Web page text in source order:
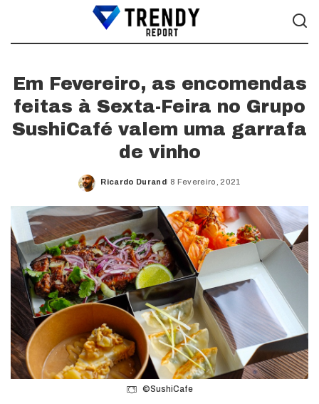
Em Fevereiro, as encomendas
feitas à Sexta-Feira no Grupo
SushiCafé valem uma garrafa
de vinho
Posted
Ricardo Durand 8 Fevereiro, 2021
©SushiCafe